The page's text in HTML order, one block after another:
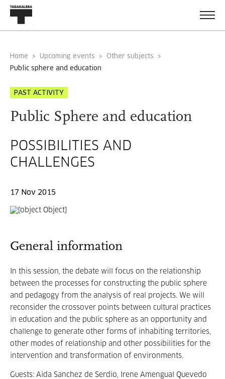
Home Upcoming events
Other subjects
public sphere and education
PAST ACTIVITY
Public Sphere and education
POSSIBILITIES AND
CHALLENGES
17 Nov 2015
General information
In this session, the debate will focus on the relationship
between the processes for constructing the public sphere
and pedagogy from the analysis of real projects. We will
reconsider the crossover points between cultural practices
in education and the public sphere as an opportunity and
challenge to generate other forms of inhabiting territories,
other modes of relationship and other possibilities for the
intervention and transformation of environments.
Guests: Aida Sanchez de Serdio, Irene Amengual Quevedo